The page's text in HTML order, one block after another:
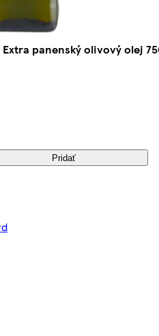
panenský olivový olej
Pridať